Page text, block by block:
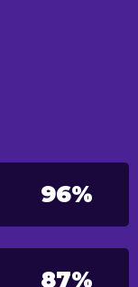
96%
87%